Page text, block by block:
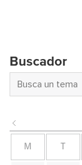
Buscador
M